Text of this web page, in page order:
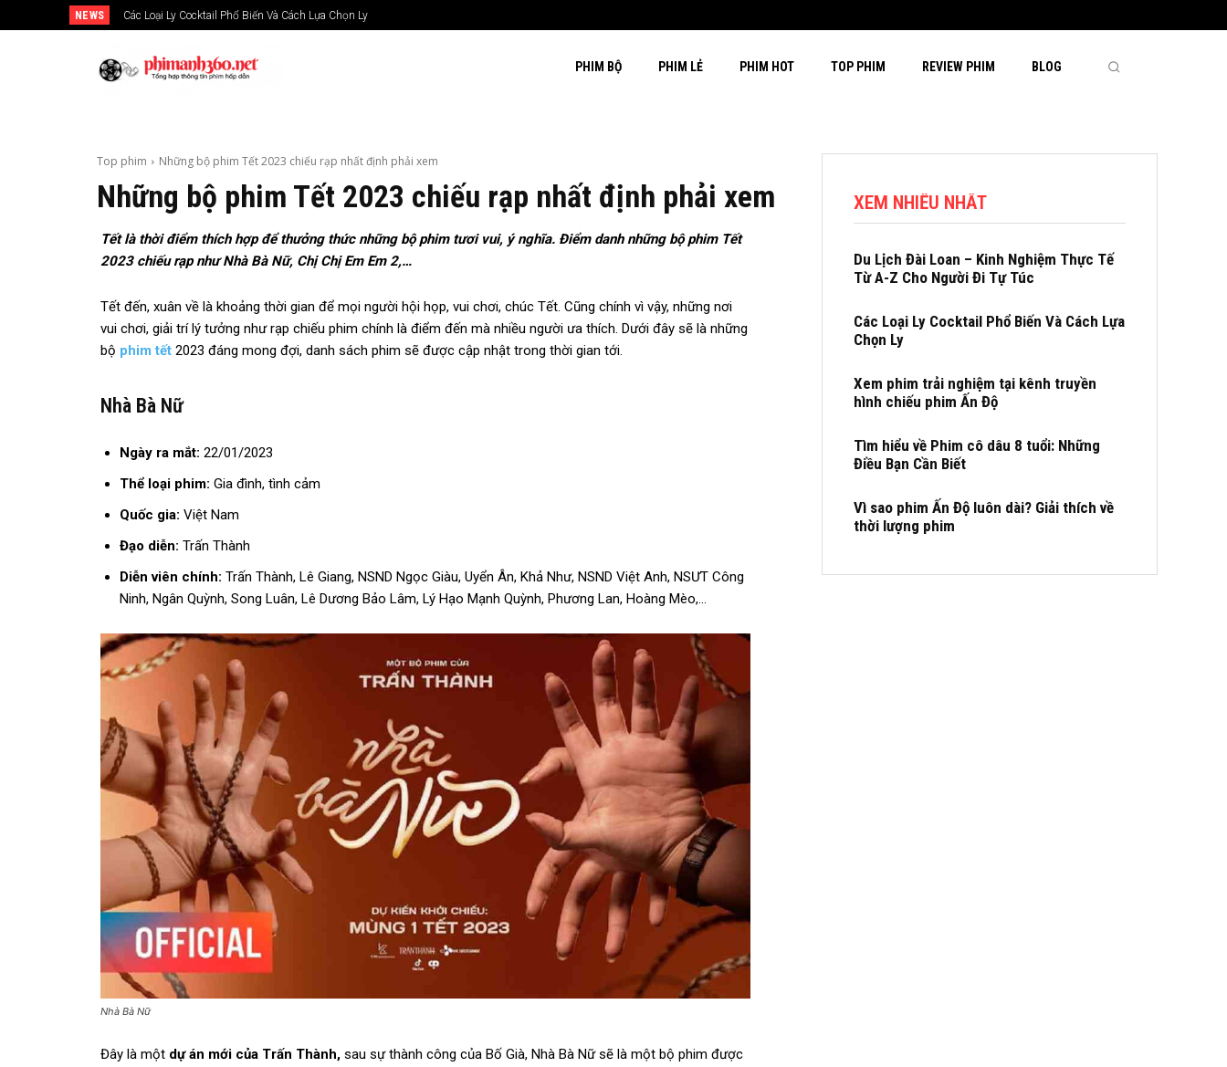
NEWS Các Loại Ly Cocktail Phổ Biến Và Cách Lựa Chọn Ly
PHIM BỘ PHIM LẺ PHIM HOT TOP PHIM REVIEW PHIM BLOG
Top phim Những bộ phim Tết 2023 chiếu rạp nhất định phải xem
Những bộ phim Tết 2023 chiếu rạp nhất định phải xem
Tết là thời điểm thích hợp để thưởng thức những bộ phim tươi vui, ý nghĩa. Điểm danh những bộ phim Tết
2023 chiếu rạp như Nhà Bà Nữ, Chị Chị Em Em 2,…
Tết đến, xuân về là khoảng thời gian để mọi người hội họp, vui chơi, chúc Tết. Cũng chính vì vậy, những nơi
vui chơi, giải trí lý tưởng như rạp chiếu phim chính là điểm đến mà nhiều người ưa thích. Dưới đây sẽ là những
bộ phim tết 2023 đáng mong đợi, danh sách phim sẽ được cập nhật trong thời gian tới.
Nhà Bà Nữ
Ngày ra mắt: 22/01/2023
Thể loại phim: Gia đình, tình cảm
Quốc gia: Việt Nam
Đạo diễn: Trấn Thành
Diễn viên chính: Trấn Thành, Lê Giang, NSND Ngọc Giàu, Uyển Ân, Khả Như, NSND Việt Anh, NSƯT Công
Ninh, Ngân Quỳnh, Song Luân, Lê Dương Bảo Lâm, Lý Hạo Mạnh Quỳnh, Phương Lan, Hoàng Mèo,…
Nhà Bà Nữ
Đây là một dự án mới của Trấn Thành, sau sự thành công của Bố Già, Nhà Bà Nữ sẽ là một bộ phim được
XEM NHIỀU NHẤT
Du Lịch Đài Loan – Kinh Nghiệm Thực Tế
Từ A-Z Cho Người Đi Tự Túc
Các Loại Ly Cocktail Phổ Biến Và Cách Lựa
Chọn Ly
Xem phim trải nghiệm tại kênh truyền
hình chiếu phim Ấn Độ
Tìm hiểu về Phim cô dâu 8 tuổi: Những
Điều Bạn Cần Biết
Vì sao phim Ấn Độ luôn dài? Giải thích về
thời lượng phim